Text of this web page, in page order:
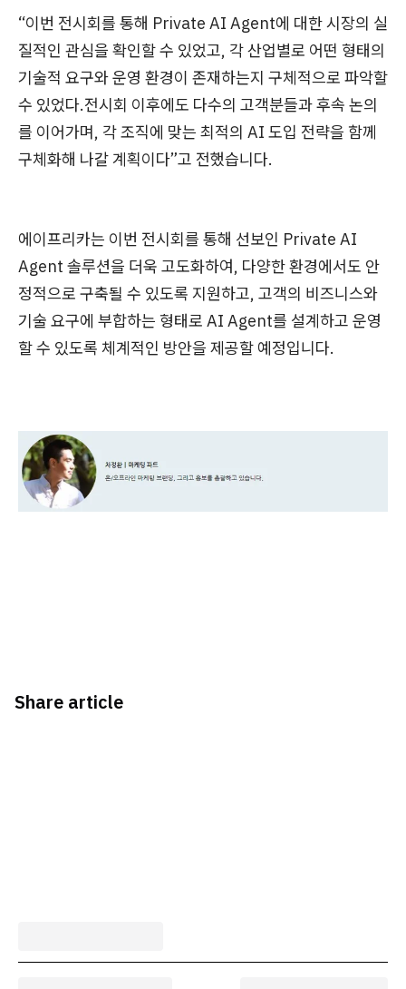
“이번 전시회를 통해 Private AI Agent에 대한 시장의 실
질적인 관심을 확인할 수 있었고, 각 산업별로 어떤 형태의
기술적 요구와 운영 환경이 존재하는지 구체적으로 파악할
수 있었다.전시회 이후에도 다수의 고객분들과 후속 논의
를 이어가며, 각 조직에 맞는 최적의 AI 도입 전략을 함께
구체화해 나갈 계획이다”고 전했습니다.
에이프리카는 이번 전시회를 통해 선보인 Private AI
Agent 솔루션을 더욱 고도화하여, 다양한 환경에서도 안
정적으로 구축될 수 있도록 지원하고, 고객의 비즈니스와
기술 요구에 부합하는 형태로 AI Agent를 설계하고 운영
할 수 있도록 체계적인 방안을 제공할 예정입니다.
Share article